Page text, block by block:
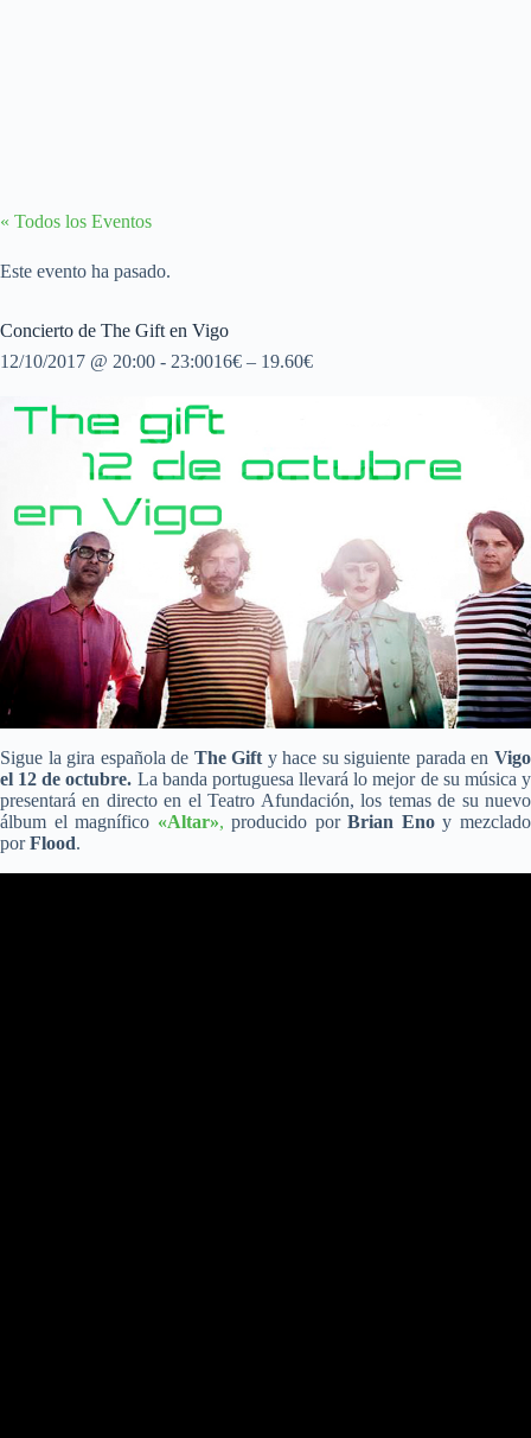
« Todos los Eventos
Este evento ha pasado.
Concierto de The Gift en Vigo
12/10/2017 @ 20:00 - 23:0016€ – 19.60€
Sigue la gira española de The Gift y hace su siguiente parada enVigo
el 12 de octubre. La banda portuguesa llevará lo mejor de su música y
presentará en directo en el Teatro Afundación, los temas de su nuevo
álbum el magnífico «Altar», producido porBrian Enoy mezclado
porFlood.